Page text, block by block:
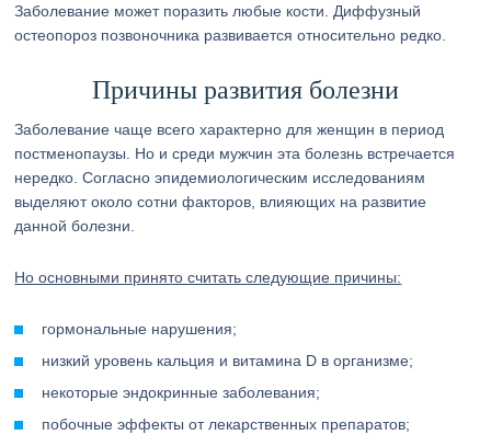
Заболевание может поразить любые кости. Диффузный
остеопороз позвоночника развивается относительно редко.
Причины развития болезни
Заболевание чаще всего характерно для женщин в период
постменопаузы. Но и среди мужчин эта болезнь встречается
нередко. Согласно эпидемиологическим исследованиям
выделяют около сотни факторов, влияющих на развитие
данной болезни.
Но основными принято считать следующие причины:
гормональные нарушения;
низкий уровень кальция и витамина D в организме;
некоторые эндокринные заболевания;
побочные эффекты от лекарственных препаратов;